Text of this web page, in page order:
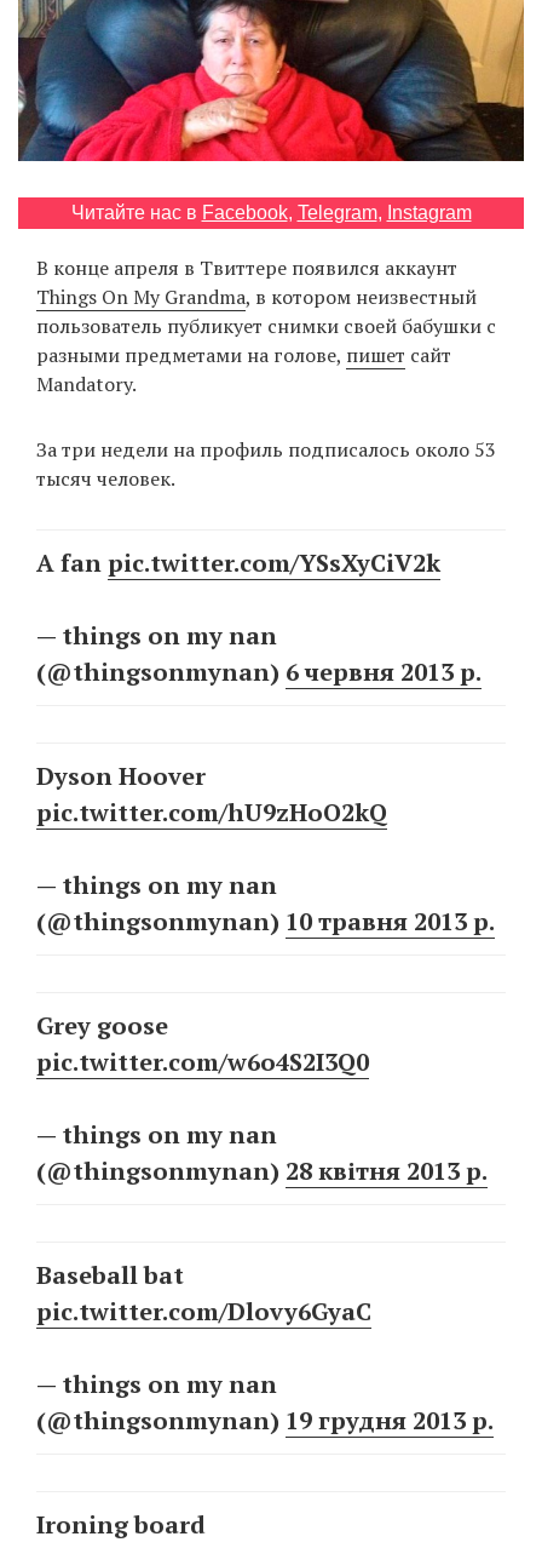
Читайте нас в Facebook, Telegram, Instagram
В конце апреля в Твиттере появился аккаунт
Things On My Grandma, в котором неизвестный
пользователь публикует снимки своей бабушки с
разными предметами на голове, пишет сайт
Mandatory.
За три недели на профиль подписалось около 53
тысяч человек.
A fanpic.twitter.com/YSsXyCiV2k
— things on my nan
(@thingsonmynan) 6 червня 2013 р.
Dyson Hoover
pic.twitter.com/hU9zHoO2kQ
— things on my nan
(@thingsonmynan) 10 травня 2013 р.
Grey goose
pic.twitter.com/w6o4S2I3Q0
— things on my nan
(@thingsonmynan) 28 квітня 2013 р.
Baseball bat
pic.twitter.com/Dlovy6GyaC
— things on my nan
(@thingsonmynan) 19 грудня 2013 р.
Ironing board